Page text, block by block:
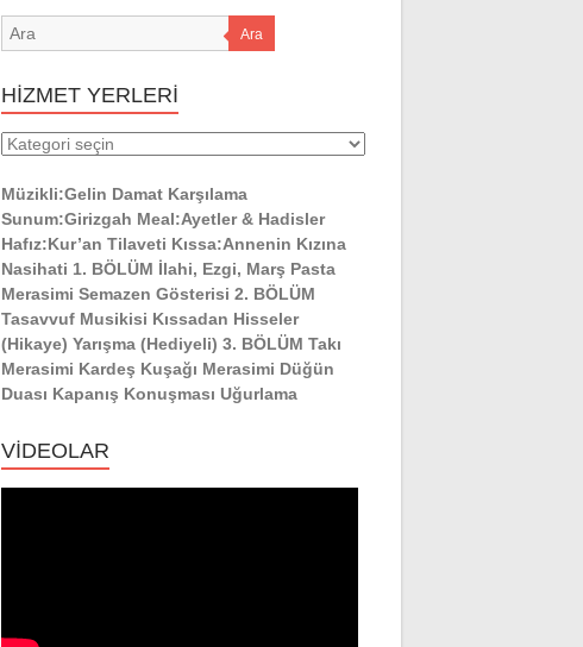
Ara
HİZMET YERLERİ
HİZMET
Müzikli:Gelin Damat Karşılama
Sunum:Girizgah Meal:Ayetler & Hadisler
Hafız:Kur’an Tilaveti Kıssa:Annenin Kızına
Nasihati 1. BÖLÜM İlahi, Ezgi, Marş Pasta
Merasimi Semazen Gösterisi 2. BÖLÜM
Tasavvuf Musikisi Kıssadan Hisseler
(Hikaye) Yarışma (Hediyeli) 3. BÖLÜM Takı
Merasimi Kardeş Kuşağı Merasimi Düğün
Duası Kapanış Konuşması Uğurlama
VİDEOLAR